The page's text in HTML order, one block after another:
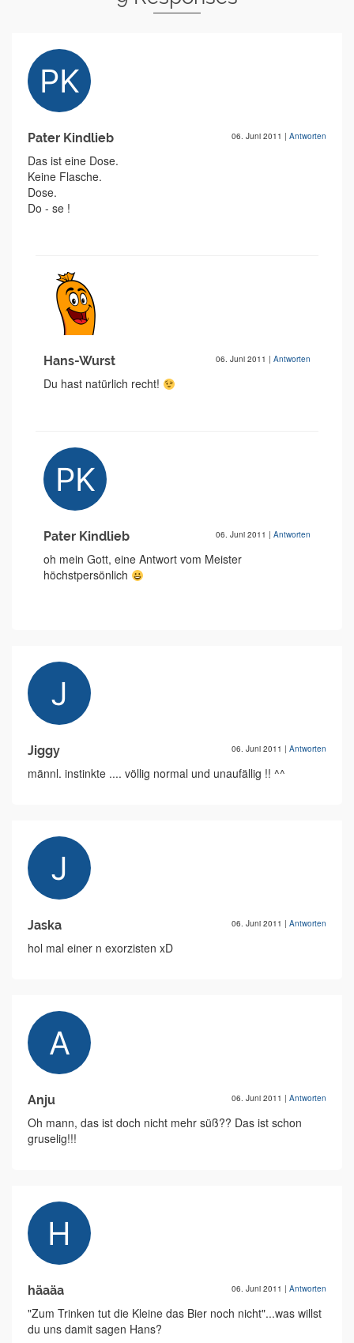
Pater Kindlieb 06. Juni 2011 | Antworten
Das ist eine Dose.
Keine Flasche.
Dose.
Do - se !
Hans-Wurst 06. Juni 2011 | Antworten
Du hast natürlich recht!
Pater Kindlieb 06. Juni 2011 | Antworten
oh mein Gott, eine Antwort vom Meister
höchstpersönlich
Jiggy 06. Juni 2011 | Antworten
männl. instinkte .... völlig normal und unaufällig !! ^^
Jaska 06. Juni 2011 | Antworten
hol mal einer n exorzisten xD
Anju 06. Juni 2011 | Antworten
Oh mann, das ist doch nicht mehr süß?? Das ist schon
gruselig!!!
häaäa 06. Juni 2011 | Antworten
"Zum Trinken tut die Kleine das Bier noch nicht"...was willst
du uns damit sagen Hans?